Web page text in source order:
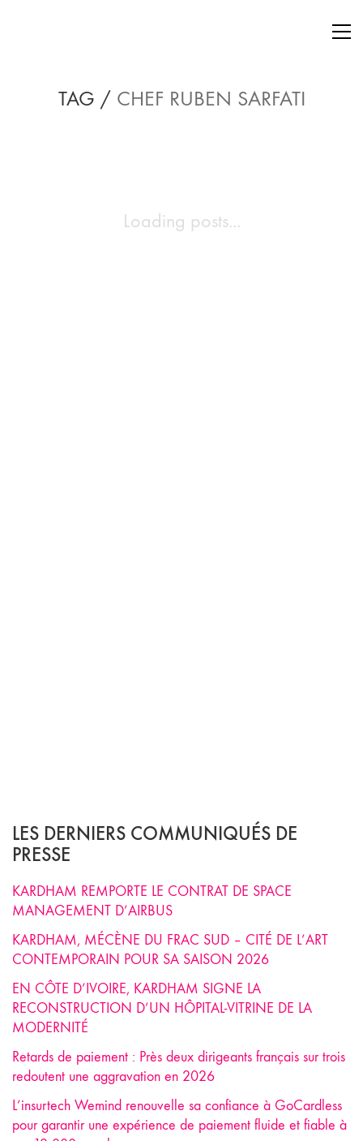
TAG / CHEF RUBEN SARFATI
Loading posts...
LES DERNIERS COMMUNIQUÉS DE
PRESSE
KARDHAM REMPORTE LE CONTRAT DE SPACE
MANAGEMENT D’AIRBUS
KARDHAM, MÉCÈNE DU FRAC SUD – CITÉ DE L’ART
CONTEMPORAIN POUR SA SAISON 2026
EN CÔTE D’IVOIRE, KARDHAM SIGNE LA
RECONSTRUCTION D’UN HÔPITAL-VITRINE DE LA
MODERNITÉ
Retards de paiement : Près deux dirigeants français sur trois
redoutent une aggravation en 2026
L’insurtech Wemind renouvelle sa confiance à GoCardless
pour garantir une expérience de paiement fluide et fiable à